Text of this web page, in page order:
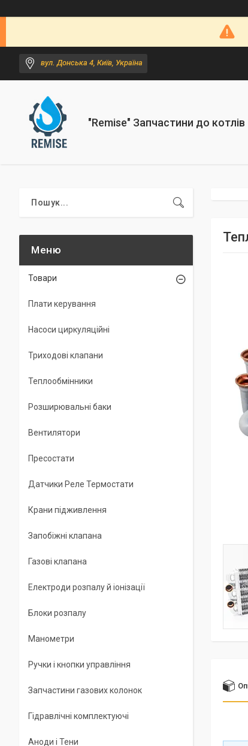
вул. Донська 4, Київ, Україна
"Remise" Запчастини до котлів
Товари
Плати керування
Насоси циркуляційні
Триходові клапани
Теплообмінники
Розширювальні баки
Вентилятори
Пресостати
Датчики Реле Термостати
Крани підживлення
Запобіжні клапана
Газові клапана
Електроди розпалу й іонізації
Блоки розпалу
Манометри
Ручки і кнопки управління
Запчастини газових колонок
Гідравлічні комплектуючі
Аноди і Тени